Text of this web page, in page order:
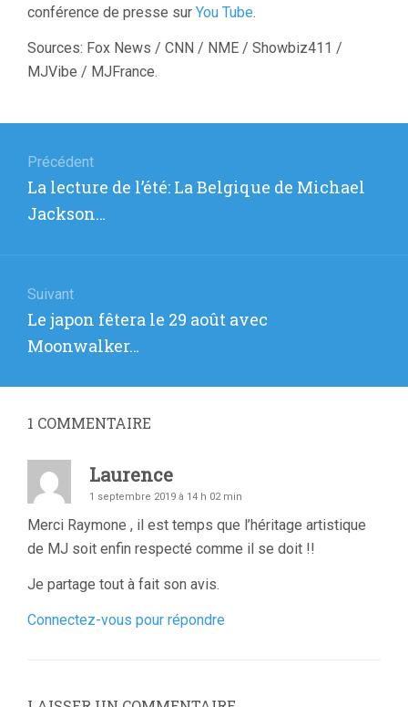
conférence de presse sur You Tube.
Sources: Fox News / CNN / NME / Showbiz411 /
MJVibe / MJFrance.
de
l’article
Précédent
Article
précédent
La lecture de l’été: La Belgique de Michael
Jackson…
Suivant
Article
suivant
Le japon fêtera le 29 août avec
Moonwalker…
1 COMMENTAIRE
Laurence
1 septembre 2019 à 14 h 02 min
Merci Raymone , il est temps que l’héritage artistique
de MJ soit enfin respecté comme il se doit !!
Je partage tout à fait son avis.
Connectez-vous pour répondre